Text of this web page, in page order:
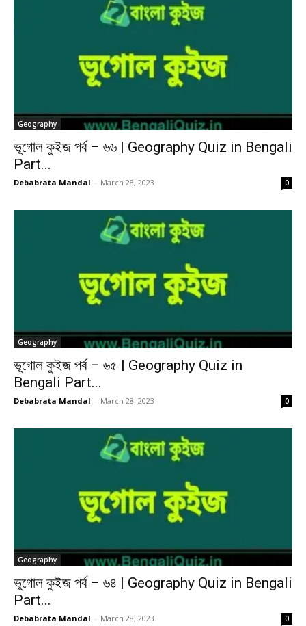
Geography
ভূগোল কুইজ পর্ব – ৬৬ | Geography Quiz in Bengali
Part...
Debabrata Mandal - March 28, 2023 0
Geography
ভূগোল কুইজ পর্ব – ৬৫ | Geography Quiz in
Bengali Part...
Debabrata Mandal - March 28, 2023 0
Geography
ভূগোল কুইজ পর্ব – ৬৪ | Geography Quiz in Bengali
Part...
Debabrata Mandal - March 28, 2023 0